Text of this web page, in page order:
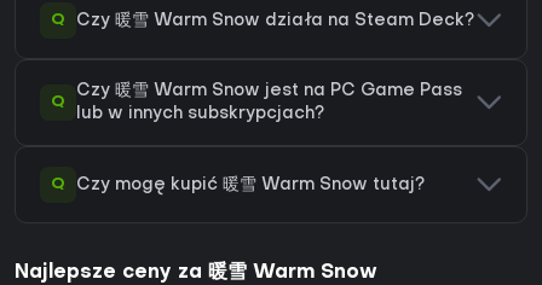
Q Czy 暖雪 Warm Snow działa na Steam Deck?
Q
Czy 暖雪 Warm Snow jest na PC Game Pass
lub w innych subskrypcjach?
Q Czy mogę kupić 暖雪 Warm Snow tutaj?
Najlepsze ceny za 暖雪 Warm Snow